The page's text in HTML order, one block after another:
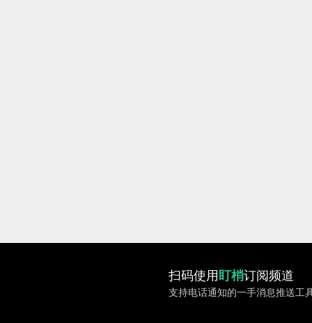
扫码使用 盯梢订阅频道
支持电话通知的一手消息推送工